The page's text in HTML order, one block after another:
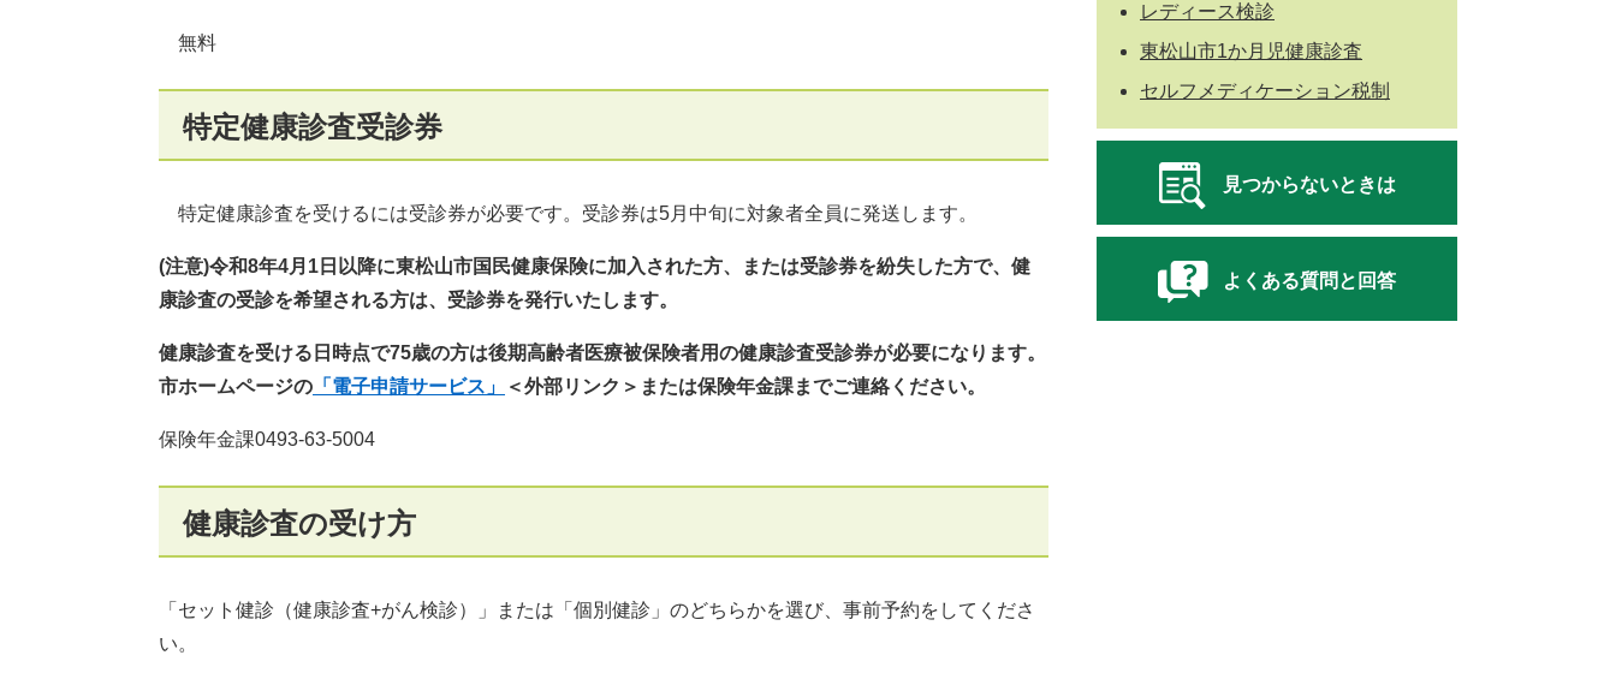
無料
特定健康診査受診券
特定健康診査を受けるには受診券が必要です。受診券は5月中旬に対象者全員に発送します。
(注意)令和8年4月1日以降に東松山市国民健康保険に加入された方、または受診券を紛失した方で、健
康診査の受診を希望される方は、受診券を発行いたします。
健康診査を受ける日時点で75歳の方は後期高齢者医療被保険者用の健康診査受診券が必要になります。
市ホームページの 「電子申請サービス」 ＜外部リンク＞ または保険年金課までご連絡ください。
保険年金課0493-63-5004
健康診査の受け方
「セット健診（健康診査+がん検診）」または「個別健診」のどちらかを選び、事前予約をしてくださ
い。
レディース検診
東松山市1か月児健康診査
セルフメディケーション税制
見つからないときは
よくある質問と回答